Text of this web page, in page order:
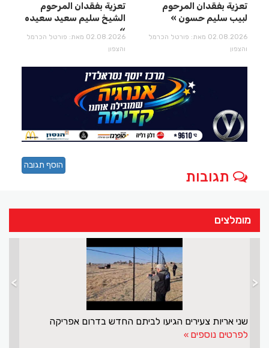
تعزية بفقدان المرحوم
لبيب سليم حسون
02.08.2026 מאת: פורטל הכרמל
והצפון
تعزية بفقدان المرحوم
الشيخ سليم سعيد سعيده
02.08.2026 מאת: פורטל הכרמל
והצפון
תגובות
הוסף תגובה
מומלצים
שני אריות צעירים הגיעו לביתם החדש בדרום אפריקה
לפרטים נוספים
> <